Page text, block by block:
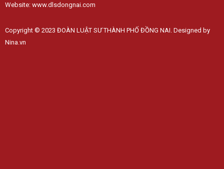
Website: www.dlsdongnai.com
Copyright © 2023 ĐOÀN LUẬT SƯ THÀNH PHỐ ĐỒNG NAI. Designed by
Nina.vn